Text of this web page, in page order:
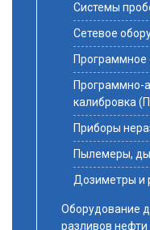
Системы
Сетевое
Программное
Программно-
калибровка
Приборы
Пылемеры,
Дозиметры и
Оборудование
разливов нефти